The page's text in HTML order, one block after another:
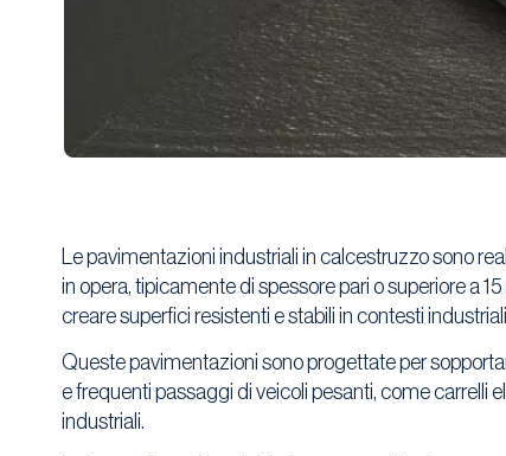
Le pavimentazioni industriali in calcestruzzo sono
in opera, tipicamente di spessore pari o superiore a
creare superfici resistenti e stabili in contesti
Queste pavimentazioni sono progettate per
e frequenti passaggi di veicoli pesanti, come carrelli
industriali.